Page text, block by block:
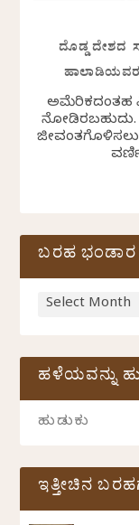
ದೊಡ್ಡ ದೇಶದ
ಅಮೆರಿಕದಂತಹ
ನೋಡಿರಬಹುದು.
ಬರಹ ಭಂಡಾರ
ಹಳೆಯವನ್ನು
ಇತ್ತೀಚಿನ